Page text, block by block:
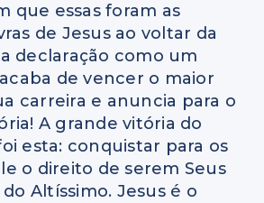
que essas foram as
de Jesus ao voltar da
declaração como um
de vencer o maior
carreira e anuncia para o
A grande vitória do
esta: conquistar para os
o direito de serem Seus
Altíssimo. Jesus é o